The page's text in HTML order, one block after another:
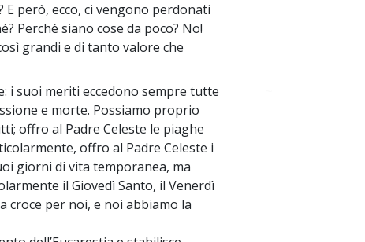
però, ecco, ci vengono perdonati
Perché siano cose da poco? No!
grandi e di tanto valore che
i suoi meriti eccedono sempre tutte
e morte. Possiamo proprio
offro al Padre Celeste le piaghe
offro al Padre Celeste i
giorni di vita temporanea, ma
il Giovedì Santo, il Venerdì
croce per noi, e noi abbiamo la